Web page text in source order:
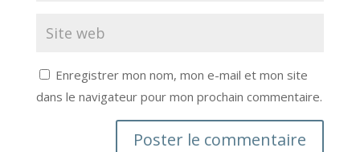
Enregistrer mon nom, mon e-mail et mon site
dans le navigateur pour mon prochain commentaire.